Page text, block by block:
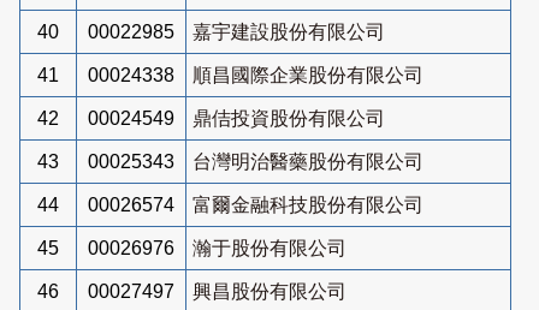
40 00022985 嘉宇建設股份有限公司
41 00024338 順昌國際企業股份有限公司
42 00024549 鼎佶投資股份有限公司
43 00025343 台灣明治醫藥股份有限公司
44 00026574 富爾金融科技股份有限公司
45 00026976 瀚于股份有限公司
46 00027497 興昌股份有限公司